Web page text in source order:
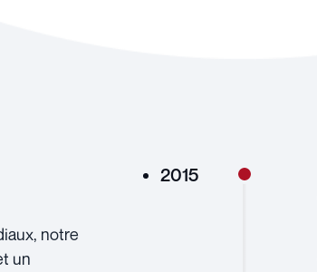
notre
un
2015